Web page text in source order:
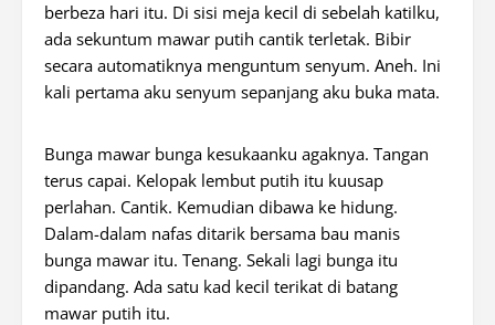
berbeza hari itu. Di sisi meja kecil di sebelah katilku,
ada sekuntum mawar putih cantik terletak. Bibir
secara automatiknya menguntum senyum. Aneh. Ini
kali pertama aku senyum sepanjang aku buka mata.
Bunga mawar bunga kesukaanku agaknya. Tangan
terus capai. Kelopak lembut putih itu kuusap
perlahan. Cantik. Kemudian dibawa ke hidung.
Dalam-dalam nafas ditarik bersama bau manis
bunga mawar itu. Tenang. Sekali lagi bunga itu
dipandang. Ada satu kad kecil terikat di batang
mawar putih itu.